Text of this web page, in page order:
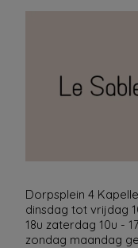
Dorpsplein 4
dinsdag tot vrijdag
18u zaterdag 10u -
zondag maandag